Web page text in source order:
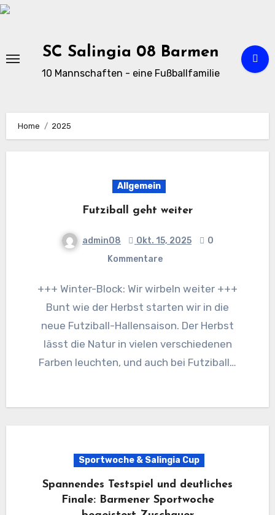
Zu
SC Salingia 08 Barmen
10 Mannschaften - eine Fußballfamilie
Home 2025
Allgemein
Futziball geht weiter
admin08 Okt. 15, 2025
0
Kommentare
+++ Winter-Block: Wir wirbeln weiter +++
Bunt wie der Herbst starten wir in die
neue Futziball-Hallensaison. Der Herbst
lässt die Natur in vielen verschiedenen
Farben leuchten, und auch bei Futziball…
Sportwoche & Salingia Cup
Spannendes Testspiel und deutliches
Finale: Barmener Sportwoche